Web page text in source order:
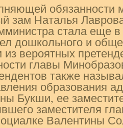
обязанности
зам Наталья
стала еще в
дошкольного и
из вероятных
главы
также
образования
Букши, ее
заместителя
Валентины